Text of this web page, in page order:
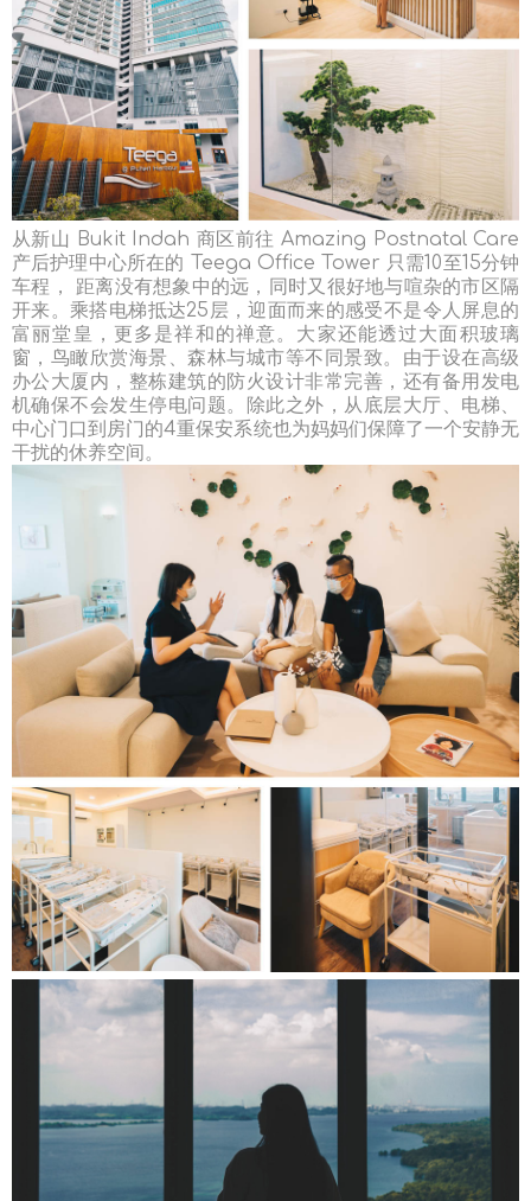
从新山 Bukit Indah 商区前往 Amazing Postnatal Care
产后护理中心所在的 Teega Office Tower 只需10至15分钟
车程， 距离没有想象中的远，同时又很好地与喧杂的市区隔
开来。乘搭电梯抵达25层，迎面而来的感受不是令人屏息的
富丽堂皇，更多是祥和的禅意。大家还能透过大面积玻璃
窗，鸟瞰欣赏海景、森林与城市等不同景致。由于设在高级
办公大厦内，整栋建筑的防火设计非常完善，还有备用发电
机确保不会发生停电问题。除此之外，从底层大厅、电梯、
中心门口到房门的4重保安系统也为妈妈们保障了一个安静无
干扰的休养空间。